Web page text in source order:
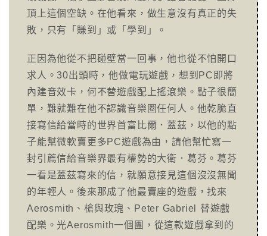
頂上這個空缺。在他看來，做生意沒有真正的失
敗，只有「賺到」或「學到」。
正因為他從不把碰壁當一回事，他也從不怕開口
求人。30出頭時，他做電玩遊戲，想到PC即將
內建音效卡，何不替遊戲配上搖滾樂。點子很簡
單，難就難在他不認識音樂圈任何人。他乾脆直
接寫信給當時的世界首富比爾．蓋茲，以他的點
子能幫微軟賣更多PC遊戲為由，請他幫忙寫一
封引薦信給音樂界最有權勢的大衛．葛芬。葛芬
一看是蓋茲寫來的信，就願意接見這個沒沒無聞
的年輕人。後來那成了他最賣座的遊戲，找來
Aerosmith、槍與玫瑰、Peter Gabriel 替遊戲
配樂。光Aerosmith一個團，從這款遊戲拿到的